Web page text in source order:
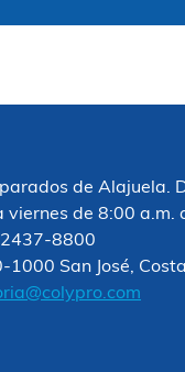
de Alajuela.
viernes de 8:00 a.m.
8800
San José,